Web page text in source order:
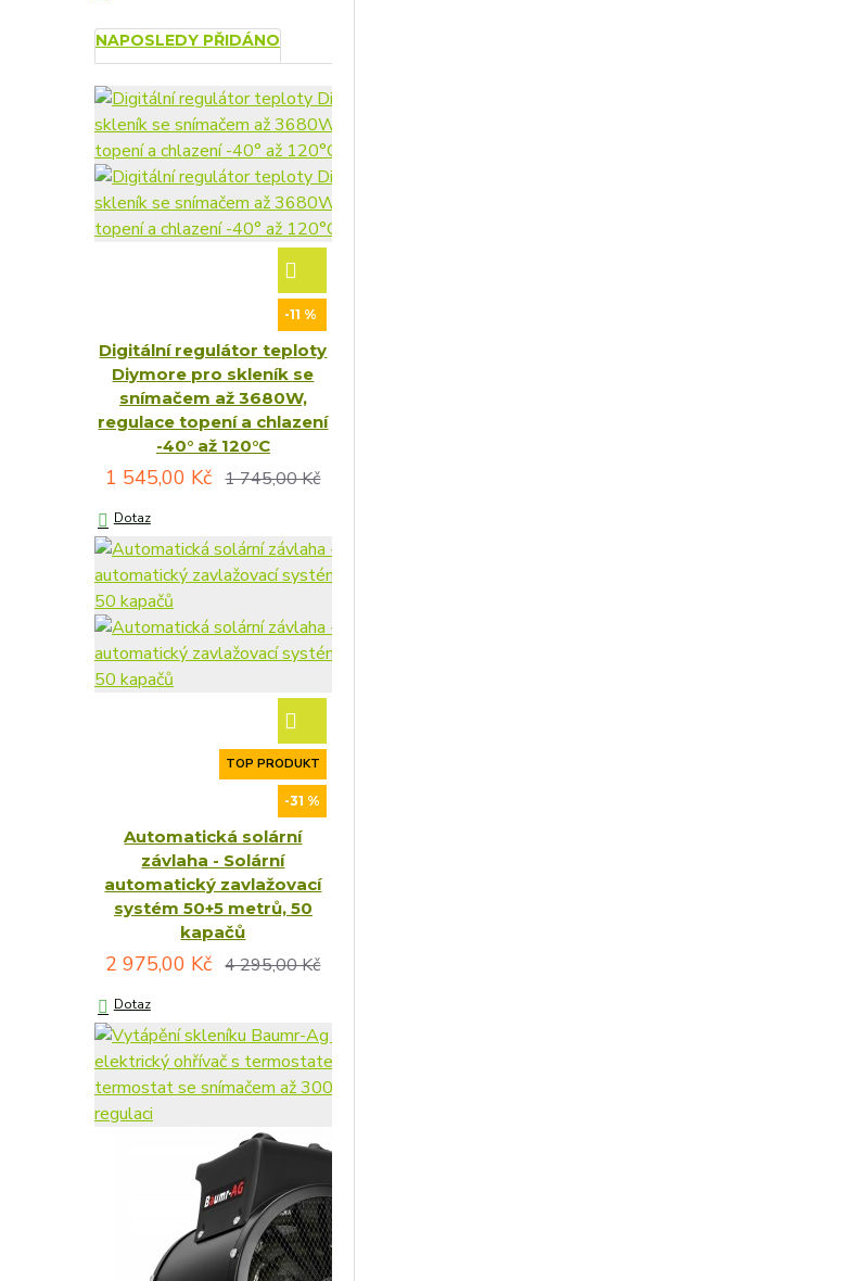
NAPOSLEDY PŘIDÁNO
-11 %
Digitální regulátor teploty
Diymore pro skleník se
snímačem až 3680W,
regulace topení a chlazení
-40° až 120°C
1 545,00 Kč 1 745,00 Kč
Dotaz
TOP PRODUKT
-31 %
Automatická solární
závlaha - Solární
automatický zavlažovací
systém 50+5 metrů, 50
kapačů
2 975,00 Kč 4 295,00 Kč
Dotaz